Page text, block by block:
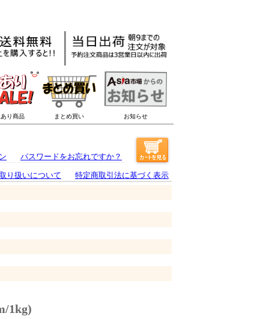
パスワードをお忘れですか？
り扱いについて 特定商取引法に基づく表示
1kg)